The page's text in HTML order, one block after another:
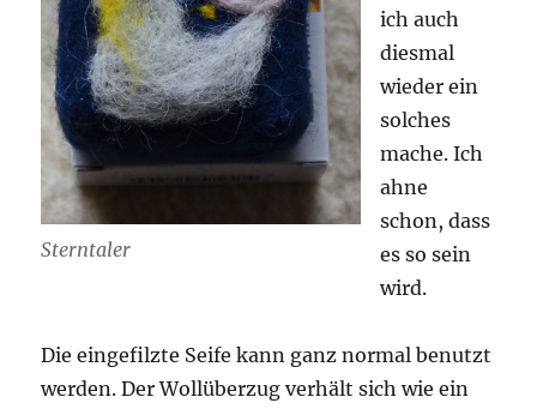
Sterntaler
ich auch
diesmal
wieder ein
solches
mache. Ich
ahne
schon, dass
es so sein
wird.
Die eingefilzte Seife kann ganz normal benutzt
werden. Der Wollüberzug verhält sich wie ein